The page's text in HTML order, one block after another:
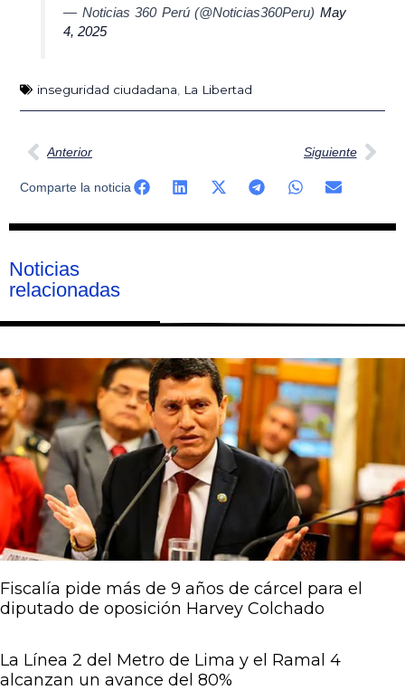
— Noticias 360 Perú (@Noticias360Peru) May
4, 2025
inseguridad ciudadana La Libertad
Ant
Anterior Siguiente
Comparte la noticia
Noticias
relacionadas
Fiscalía pide más de 9 años de cárcel para el
diputado de oposición Harvey Colchado
La Línea 2 del Metro de Lima y el Ramal 4
alcanzan un avance del 80%
Página
Página
Página
Página
Página